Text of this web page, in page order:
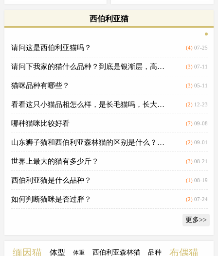
猫配图/网络很多铲屎官喜欢养大
体型的宠物，它们能给人满满的安
格上也更加温和。就拿狗狗来说，
慑坏人，对主人也是极其亲和忠
诚，包容力很强。
猫一样，都是现存体型最大、体重
最重的猫之一（但一般情况下成年
缓慢，4岁时才能达到完全成熟。
大成年缅因猫的巨大体型会是你第
西伯利亚猫
请问这是西伯利亚猫吗？ (4)07-25
请问下我家的猫什么品种？到底是银渐层，高地长毛. (3)07-11
猫咪品种有哪些？ (3)05-11
看看这只小猫品相怎么样，是长毛猫吗，长大会不会. (2)12-23
哪种猫咪比较好看 (7)09-08
山东狮子猫和西伯利亚森林猫的区别是什么？ 我在网. (2)09-01
世界上最大的猫有多少斤？ (3)08-21
西伯利亚猫是什么品种？ (1)08-19
如何判断猫咪是否过胖？ (2)07-24
更多>>
缅因猫 体型 体重 西伯利亚森林猫 品种 布偶猫